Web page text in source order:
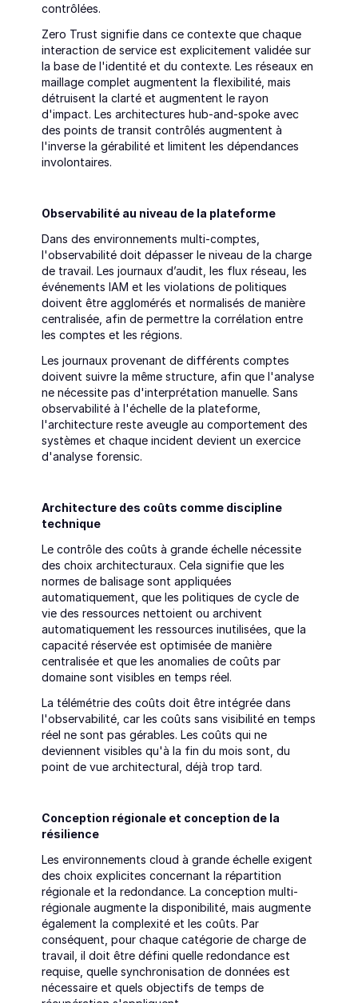
contrôlées.
Zero Trust signifie dans ce contexte que chaque
interaction de service est explicitement validée sur
la base de l'identité et du contexte. Les réseaux en
maillage complet augmentent la flexibilité, mais
détruisent la clarté et augmentent le rayon
d'impact. Les architectures hub-and-spoke avec
des points de transit contrôlés augmentent à
l'inverse la gérabilité et limitent les dépendances
involontaires.
Observabilité au niveau de la plateforme
Dans des environnements multi-comptes,
l'observabilité doit dépasser le niveau de la charge
de travail. Les journaux d’audit, les flux réseau, les
événements IAM et les violations de politiques
doivent être agglomérés et normalisés de manière
centralisée, afin de permettre la corrélation entre
les comptes et les régions.
Les journaux provenant de différents comptes
doivent suivre la même structure, afin que l'analyse
ne nécessite pas d'interprétation manuelle. Sans
observabilité à l'échelle de la plateforme,
l'architecture reste aveugle au comportement des
systèmes et chaque incident devient un exercice
d'analyse forensic.
Architecture des coûts comme discipline
technique
Le contrôle des coûts à grande échelle nécessite
des choix architecturaux. Cela signifie que les
normes de balisage sont appliquées
automatiquement, que les politiques de cycle de
vie des ressources nettoient ou archivent
automatiquement les ressources inutilisées, que la
capacité réservée est optimisée de manière
centralisée et que les anomalies de coûts par
domaine sont visibles en temps réel.
La télémétrie des coûts doit être intégrée dans
l'observabilité, car les coûts sans visibilité en temps
réel ne sont pas gérables. Les coûts qui ne
deviennent visibles qu'à la fin du mois sont, du
point de vue architectural, déjà trop tard.
Conception régionale et conception de la
résilience
Les environnements cloud à grande échelle exigent
des choix explicites concernant la répartition
régionale et la redondance. La conception multi-
régionale augmente la disponibilité, mais augmente
également la complexité et les coûts. Par
conséquent, pour chaque catégorie de charge de
travail, il doit être défini quelle redondance est
requise, quelle synchronisation de données est
nécessaire et quels objectifs de temps de